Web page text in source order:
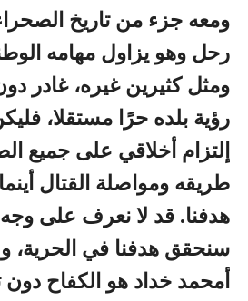
ومعه جزء من تاريخ
رحل وهو يزاول مهامه
ومثل كثيرين غيره، غادر
رؤية بلده حرًا مستقلا،
إلتزام أخلاقي على جميع
طريقه ومواصلة القتال
هدفنا. قد لا نعرف على
سنحقق هدفنا في الحرية،
أمحمد خداد هو الكفاح